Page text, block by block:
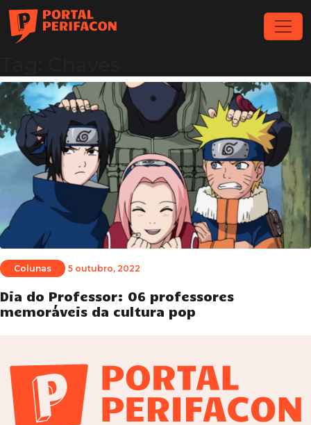
Colunas 5 outubro, 2022
Dia do Professor: 06 professores
memoráveis da cultura pop